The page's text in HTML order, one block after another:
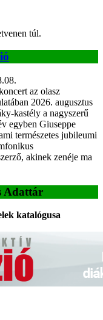
túl.
az olasz
2026. augusztus
kastély a nagyszerű
egyben Giuseppe
természetes jubileumi
akinek zenéje ma
Adattár
katalógusa